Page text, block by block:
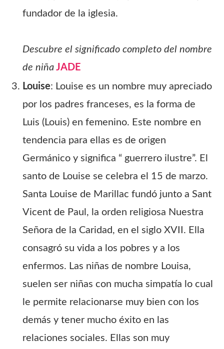
fundador de la iglesia.
Descubre el significado completo del nombre
de niña JADE
Louise: Louise es un nombre muy apreciado
por los padres franceses, es la forma de
Luis (Louis) en femenino. Este nombre en
tendencia para ellas es de origen
Germánico y significa “ guerrero ilustre”. El
santo de Louise se celebra el 15 de marzo.
Santa Louise de Marillac fundó junto a Sant
Vicent de Paul, la orden religiosa Nuestra
Señora de la Caridad, en el siglo XVII. Ella
consagró su vida a los pobres y a los
enfermos. Las niñas de nombre Louisa,
suelen ser niñas con mucha simpatía lo cual
le permite relacionarse muy bien con los
demás y tener mucho éxito en las
relaciones sociales. Ellas son muy